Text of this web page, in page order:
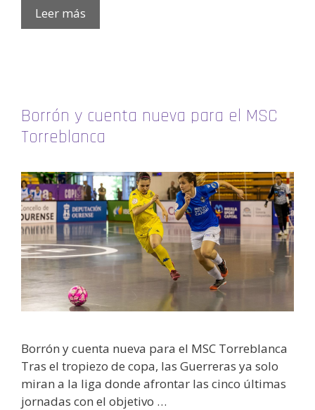
Leer más
Borrón y cuenta nueva para el MSC
Torreblanca
Borrón y cuenta nueva para el MSC Torreblanca
Tras el tropiezo de copa, las Guerreras ya solo
miran a la liga donde afrontar las cinco últimas
jornadas con el objetivo …